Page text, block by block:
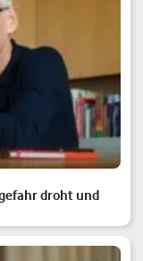
droht und